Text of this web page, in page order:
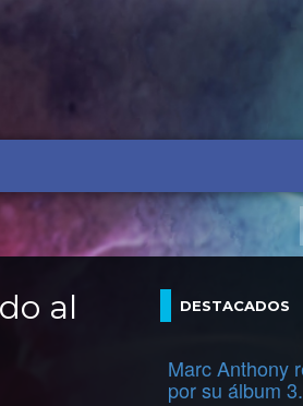
al
DESTACADOS
Marc Anthony
por su álbum